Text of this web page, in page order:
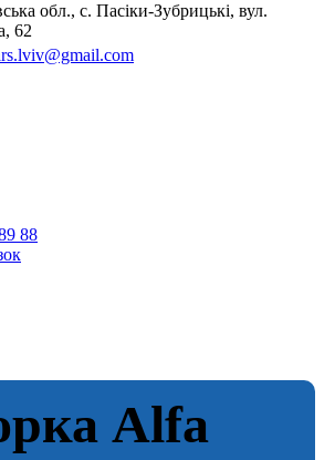
обл., с. Пасіки-Зубрицькі, вул.
62
88
Alfa